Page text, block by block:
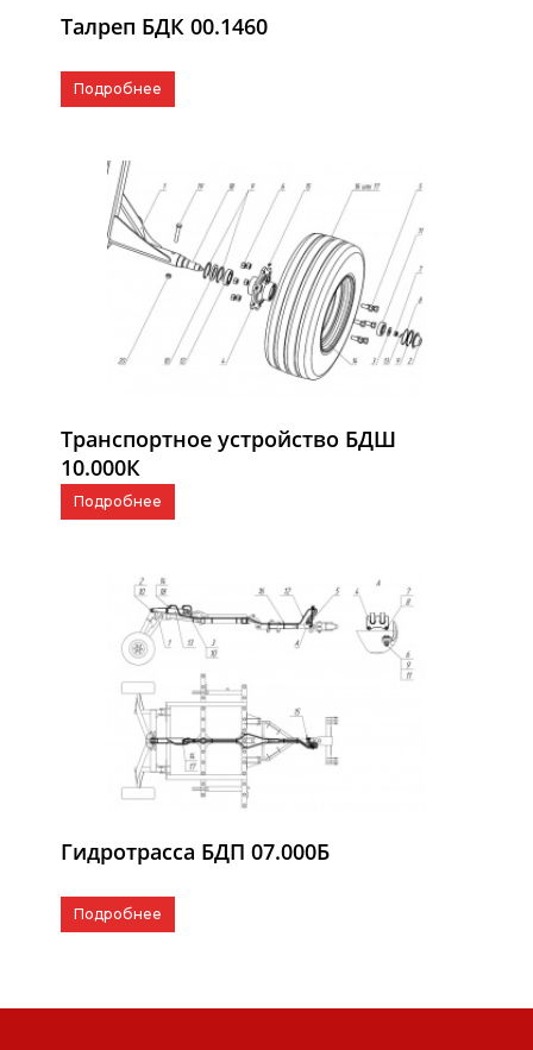
Талреп БДК 00.1460
Подробнее
Транспортное устройство БДШ
10.000К
Подробнее
Гидротрасса БДП 07.000Б
Подробнее